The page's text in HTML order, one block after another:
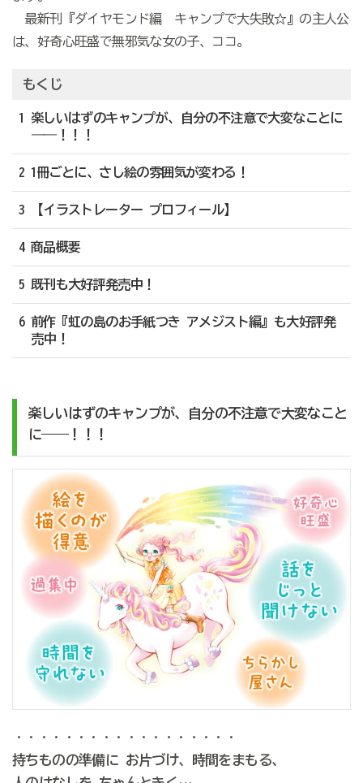
最新刊『ダイヤモンド編 キャンプで大失敗☆』の主人公
は、好奇心旺盛で無邪気な女の子、ココ。
もくじ
1 楽しいはずのキャンプが、自分の不注意で大変なことに
――！！！
2 1冊ごとに、さし絵の雰囲気が変わる！
3 【イラストレーター プロフィール】
4 商品概要
5 既刊も大好評発売中！
6 前作『虹の島のお手紙つき アメジスト編』も大好評発
売中！
楽しいはずのキャンプが、自分の不注意で大変なこと
に――！！！
・・・・・・・・・・・・・・・・・・
持ちものの準備に お片づけ、時間をまもる、